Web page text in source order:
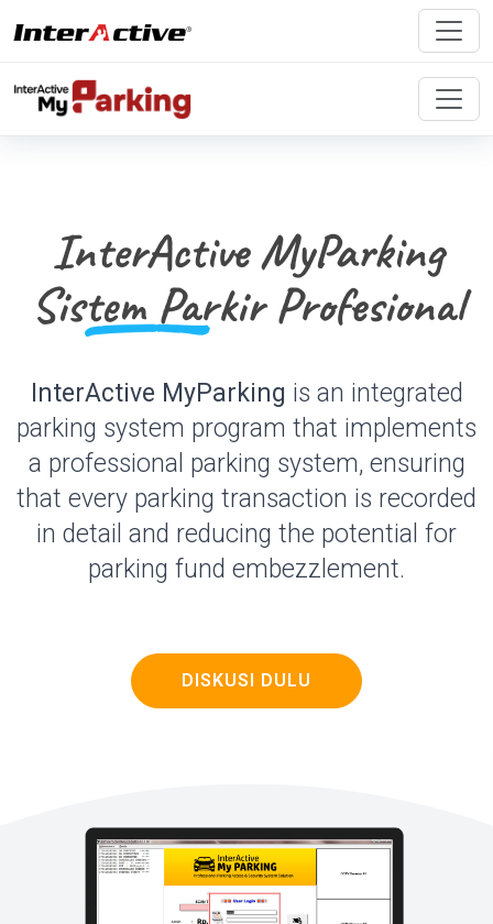
InterActive MyParking
Sistem ParkirProfesional
InterActive MyParking is an integrated
parking system program that implements
a professional parking system, ensuring
that every parking transaction is recorded
in detail and reducing the potential for
parking fund embezzlement.
DISKUSI DULU